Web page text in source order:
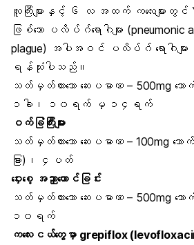
လူကြီးများနှင့် ၆ လ အထက် ကလေးများတွင်
ဖြစ်သော ပလိပ်ဂ်ရောဂါများ (pneumonic
plague) အပါအဝင် ပလိပ်ဂ် ရောဂါမ
ရန်သုံးပါသည်။
သတ်မှတ်ထားသော ဆေးပမာဏ – 500mg သောက်ဆ
၁ခါ၊ ၁၀ရက် မှ ၁၄ရက်
ဝက်ခြံကြီးများ
သတ်မှတ်ထားသော ဆေးပမာဏ – 100mg သေ
ခြား)၊ ၄ပတ်
ဝှေးစေ့ အညှာယောင်ခြင်း
သတ်မှတ်ထားသော ဆေးပမာဏ – 500mg သော
၁၀ရက်
ကလေးငယ်တွေမှာ grepiflox